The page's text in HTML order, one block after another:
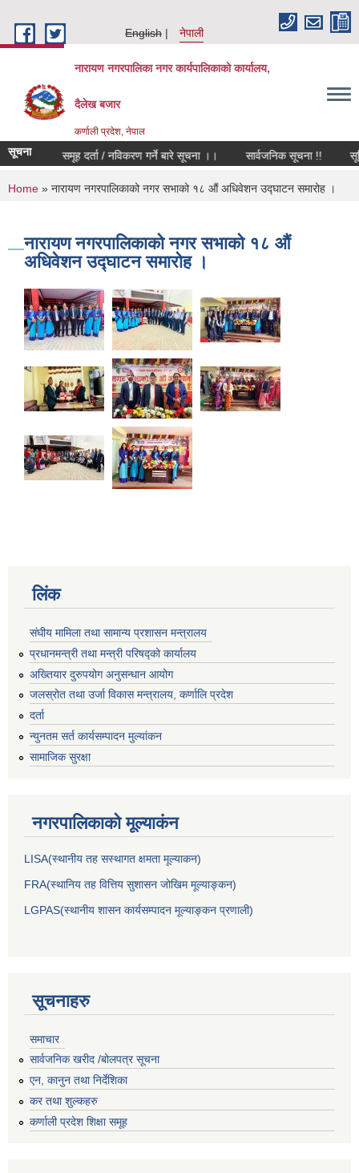
English
नेपाली
नारायण नगरपालिका नगर कार्यपालिकाको कार्यालय,
दैलेख बजार
कर्णाली प्रदेश, नेपाल
सूचनाकृषक समूह दर्ता / नविकरण गर्ने बारे सूचना ।। सार्वजनिक सूचना !! सूचि
You are here
Home » नारायण नगरपालिकाको नगर सभाको १८ औं अधिवेशन उद्घाटन समारोह ।
नारायण नगरपालिकाको नगर सभाको १८ औं
अधिवेशन उद्घाटन समारोह ।
लिंक
संघीय मामिला तथा सामान्य प्रशासन मन्त्रालय
प्रधानमन्त्री तथा मन्त्री परिषद्को कार्यालय
अख्तियार दुरुपयोग अनुसन्धान आयोग
जलस्रोत तथा उर्जा विकास मन्त्रालय, कर्णालि प्रदेश
दर्ता
न्युनतम सर्त कार्यसम्पादन मुल्यांकन
सामाजिक सुरक्षा
नगरपालिकाकाे मूल्याकंन
LISA(स्थानीय तह सस्थागत क्षमता मूल्याक‌न)
FRA(स्थानिय तह वित्तिय सुशासन जोखिम मूल्याङ्कन)
LGPAS(स्थानीय शासन कार्यसम्पादन मूल्याङ्कन प्रणाली)
सूचनाहरु
समाचार
सार्वजनिक खरीद /बोलपत्र सूचना
एन, कानुन तथा निर्देशिका
कर तथा शुल्कहरु
कर्णाली प्रदेश शिक्षा समूह